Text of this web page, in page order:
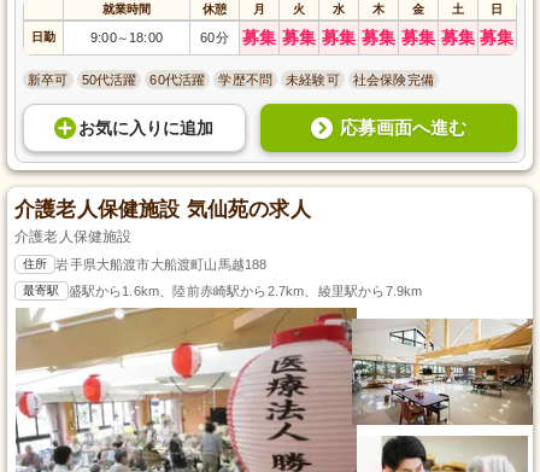
就業時間 休憩 月 火 水 木 金 土 日
日勤 9:00～ 18:00 60分 募集 募集 募集 募集 募集 募集 募集
新卒可 50代活躍 60代活躍 学歴不問 未経験可 社会保険完備
お気に入り に追加 応募画面へ進む
介護老人保健施設 気仙苑の求人
介護老人保健施設
住所 岩手県大船渡市大船渡町山馬越188
最寄駅 盛駅から1.6km、陸前赤崎駅から2.7km、綾里駅から7.9km